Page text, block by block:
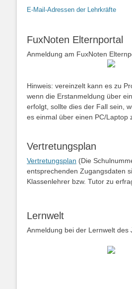
E-Mail-Adressen der Lehrkräfte
FuxNoten Elternportal
Anmeldung am FuxNoten
Hinweis: vereinzelt kann es zu
wenn die Erstanmeldung über
erfolgt, sollte dies der Fall sein,
es einmal über einen PC/Laptop
Vertretungsplan
Vertretungsplan (Die
entsprechenden Zugangsdaten
Klassenlehrer bzw. Tutor zu
Lernwelt
Anmeldung bei der Lernwelt des